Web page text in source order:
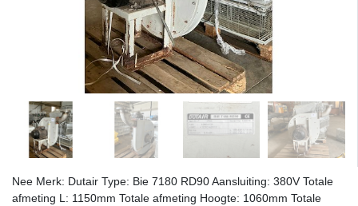
Nee Merk: Dutair Type: Bie 7180 RD90 Aansluiting: 380V Totale
afmeting L: 1150mm Totale afmeting Hoogte: 1060mm Totale